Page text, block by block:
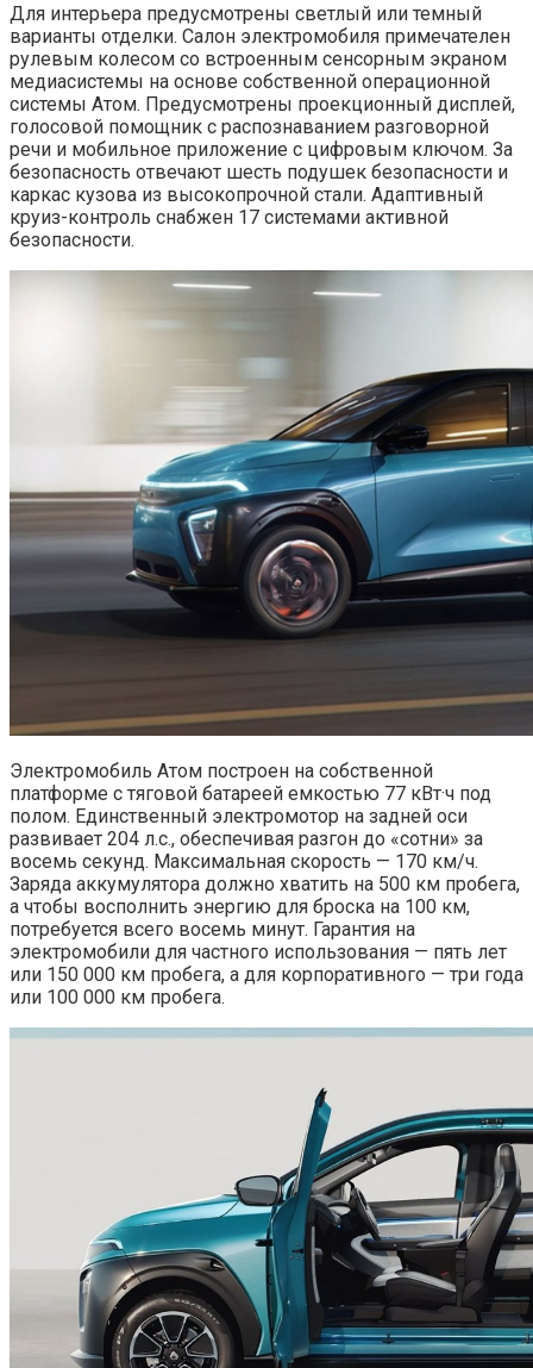
Для интерьера предусмотрены светлый или темный
варианты отделки. Салон электромобиля примечателен
рулевым колесом со встроенным сенсорным экраном
медиасистемы на основе собственной операционной
системы Атом. Предусмотрены проекционный дисплей,
голосовой помощник с распознаванием разговорной
речи и мобильное приложение с цифровым ключом. За
безопасность отвечают шесть подушек безопасности и
каркас кузова из высокопрочной стали. Адаптивный
круиз-контроль снабжен 17 системами активной
безопасности.
Электромобиль Атом построен на собственной
платформе с тяговой батареей емкостью 77 кВт·ч под
полом. Единственный электромотор на задней оси
развивает 204 л.с., обеспечивая разгон до «сотни» за
восемь секунд. Максимальная скорость — 170 км/ч.
Заряда аккумулятора должно хватить на 500 км пробега,
а чтобы восполнить энергию для броска на 100 км,
потребуется всего восемь минут. Гарантия на
электромобили для частного использования — пять лет
или 150 000 км пробега, а для корпоративного — три года
или 100 000 км пробега.